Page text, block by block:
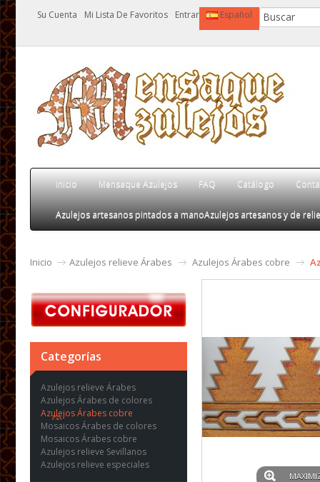
Su Cuenta Mi Lista De Favoritos Entrar Español
Inicio Mensaque Azulejos FAQ Catálogo
Azulejos artesanos pintados a manoAzulejos artesanos y de
Inicio Azulejos relieve Árabes Azulejos Árabes cobre
Categorías
Azulejos relieve Árabes
Azulejos Árabes de colores
Azulejos Árabes cobre
Mosaicos Árabes de colores
Mosaicos Árabes cobre
Azulejos relieve Sevillanos
Azulejos relieve especiales